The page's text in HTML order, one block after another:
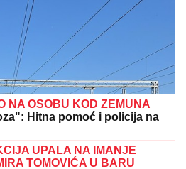
U CRNU GORU! Ušik
došla na aerodrom, sačekao je
"U papučama sam, skršiću